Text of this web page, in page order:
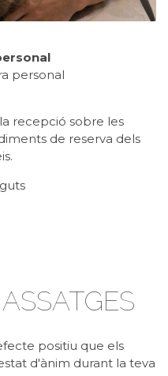
personal
recepció sobre les
de reserva dels
positiu que els
d'ànim durant la teva